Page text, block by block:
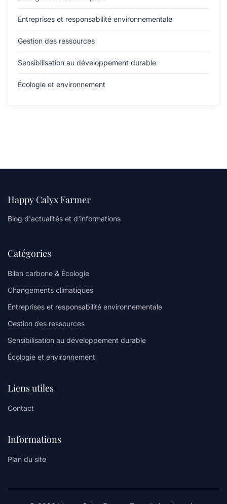
Entreprises et responsabilité environnementale
Gestion des ressources
Sensibilisation au développement durable
Écologie et environnement
Happy Calyx Farmer
Blog d'actualités et d'informations
Catégories
Bilan carbone & Écologie
Changements climatiques
Entreprises et responsabilité environnementale
Gestion des ressources
Sensibilisation au développement durable
Écologie et environnement
Liens utiles
Contact
Informations
Plan du site